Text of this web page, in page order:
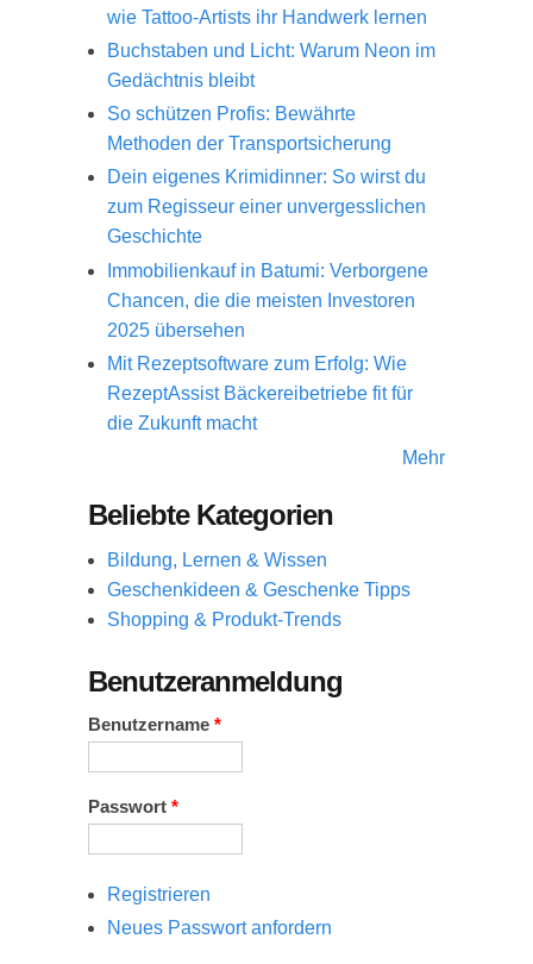
wie Tattoo-Artists ihr Handwerk lernen
Buchstaben und Licht: Warum Neon im
Gedächtnis bleibt
So schützen Profis: Bewährte
Methoden der Transportsicherung
Dein eigenes Krimidinner: So wirst du
zum Regisseur einer unvergesslichen
Geschichte
Immobilienkauf in Batumi: Verborgene
Chancen, die die meisten Investoren
2025 übersehen
Mit Rezeptsoftware zum Erfolg: Wie
RezeptAssist Bäckereibetriebe fit für
die Zukunft macht
Mehr
Beliebte Kategorien
Bildung, Lernen & Wissen
Geschenkideen & Geschenke Tipps
Shopping & Produkt-Trends
Benutzeranmeldung
Benutzername *
Passwort *
Registrieren
Neues Passwort anfordern